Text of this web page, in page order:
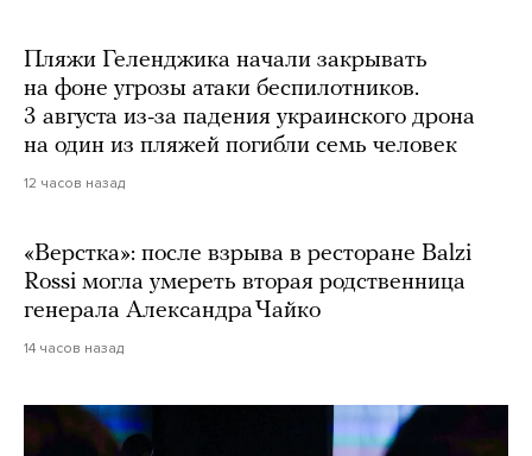
Пляжи Геленджика начали закрывать
на фоне угрозы атаки беспилотников.
3 августа из-за падения украинского дрона
на один из пляжей погибли семь человек
12 часов назад
«Верстка»: после взрыва в ресторане Balzi
Rossi могла умереть вторая родственница
генерала Александра Чайко
14 часов назад